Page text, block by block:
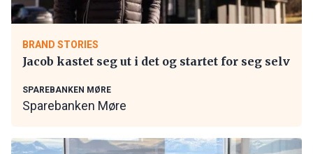
BRAND STORIES
Jacob kastet seg ut i det og startet for seg selv
SPAREBANKEN MØRE
Sparebanken Møre